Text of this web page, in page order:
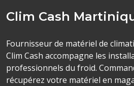
Clim Cash
Fournisseur de matériel de
Clim Cash accompagne les
professionnels du froid.
récupérez votre matériel en